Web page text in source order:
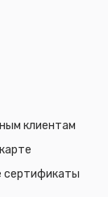
клиентам
сертификаты